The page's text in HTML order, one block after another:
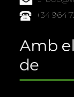
+34 964
Amb
de